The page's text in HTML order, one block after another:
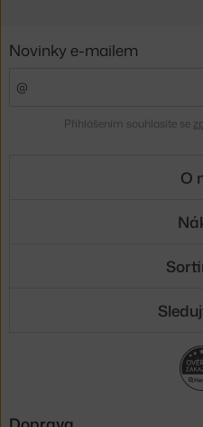
Novinky e-mailem
Přihlášením souhlasíte se
O